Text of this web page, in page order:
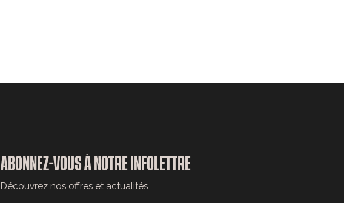
ABONNEZ-VOUS À NOTRE INFOLETTRE
Découvrez nos offres et actualités